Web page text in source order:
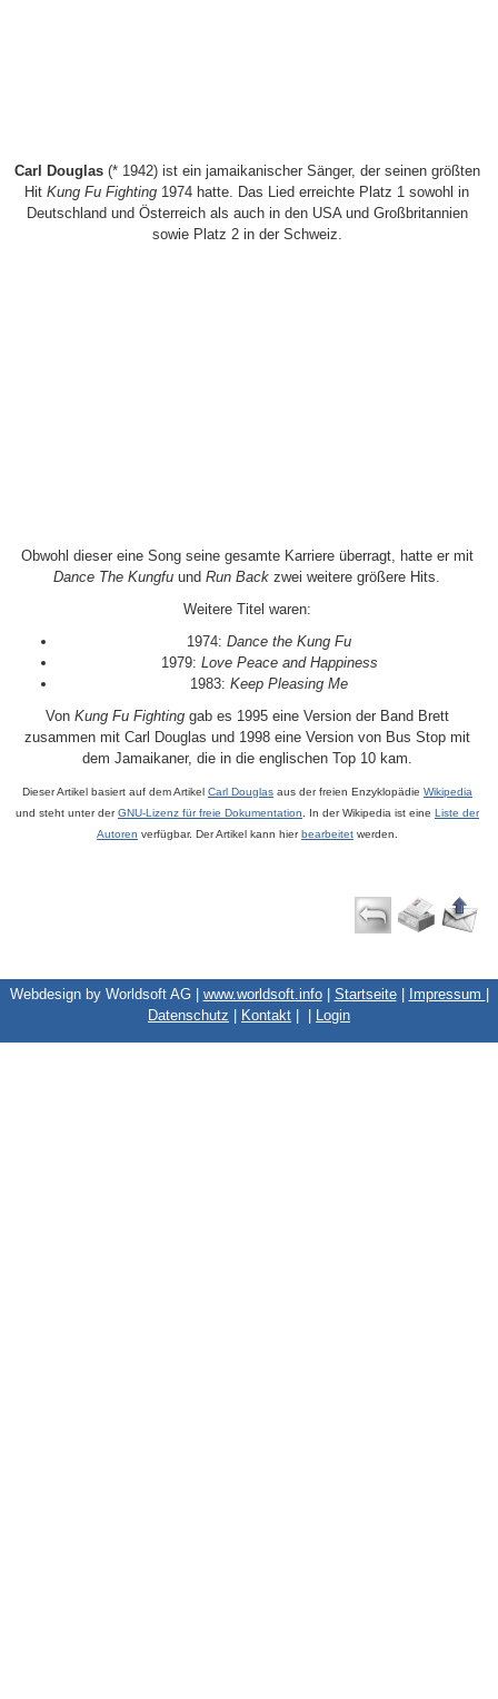
Carl Douglas(* 1942) ist ein jamaikanischer Sänger, der seinen größten
HitKung Fu Fighting 1974 hatte. Das Lied erreichte Platz 1 sowohl in
Deutschland und Österreich als auch in den USA und Großbritannien
sowie Platz 2 in der Schweiz.
Obwohl dieser eine Song seine gesamte Karriere überragt, hatte er mit
Dance The Kungfu undRun Back zwei weitere größere Hits.
Weitere Titel waren:
1974:Dance the Kung Fu
1979: Love Peace and Happiness
1983:Keep Pleasing Me
Von Kung Fu Fightinggab es 1995 eine Version der Band Brett
zusammen mit Carl Douglas und 1998 eine Version von Bus Stop mit
dem Jamaikaner, die in die englischen Top 10 kam.
Dieser Artikel basiert auf dem Artikel Carl Douglasaus der freien Enzyklopädie Wikipedia
und steht unter derGNU-Lizenz für freie Dokumentation. In der Wikipedia ist eine Liste der
Autoren verfügbar. Der Artikel kann hierbearbeitetwerden.
Webdesign by Worldsoft AG | www.worldsoft.info| Startseite| Impressum
Datenschutz
Kontakt Login